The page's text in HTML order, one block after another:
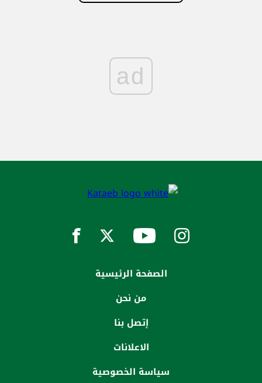
ad
الصفحة الرئيسية
من نحن
إتصل بنا
الاعلانات
سياسة الخصوصية